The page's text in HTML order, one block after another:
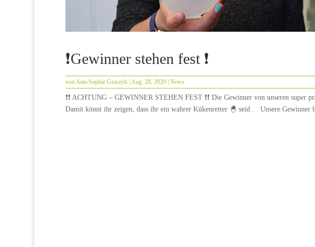
❗Gewinner stehen fest ❗
von Ann-Sophie Graczyk| Aug. 28, 2020| News
❗❗ ACHTUNG – GEWINNER STEHEN FEST ❗❗ Die Gewinner von unseren super
Damit könnt ihr zeigen, dass ihr ein wahrer Kükenretter 🐣 seid . Unsere Gewinner